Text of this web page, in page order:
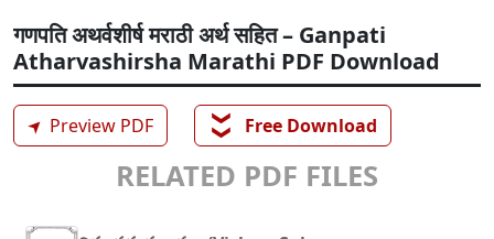
गणपति अथर्वशीर्ष मराठी अर्थ सहित – Ganpati
Atharvashirsha Marathi PDF Download
➤ Preview PDF ❯❯ Free Download
RELATED PDF FILES